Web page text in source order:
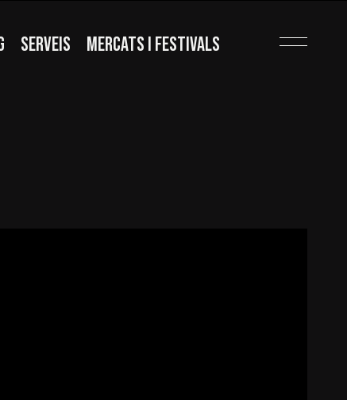
SERVEIS MERCATS I FESTIVALS